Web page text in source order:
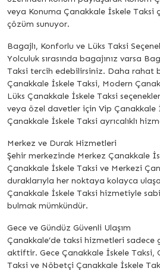
veya Konuma Çanakkale İskele Taksi
çözüm sunuyor.
Bagajlı, Konforlu ve Lüks Taksi
Yolculuk sırasında bagajınız varsa
Taksi tercih edebilirsiniz. Daha rahat
Çanakkale İskele Taksi, Modern
Lüks Çanakkale İskele Taksi
veya özel davetler için Vip Çanakkale
Çanakkale İskele Taksi ayrıcalıklı
Merkez ve Durak Hizmetleri
Şehir merkezinde Merkez Çanakkale
Çanakkale İskele Taksi ve Merkezi
duraklarıyla her noktaya kolayca
Çanakkale İskele Taksi hizmetiyle
bulmak mümkündür.
Gece ve Gündüz Güvenli Ulaşım
Çanakkale’de taksi hizmetleri sadece
aktiftir. Gece Çanakkale İskele Taksi,
Taksi ve Nöbetçi Çanakkale İskele